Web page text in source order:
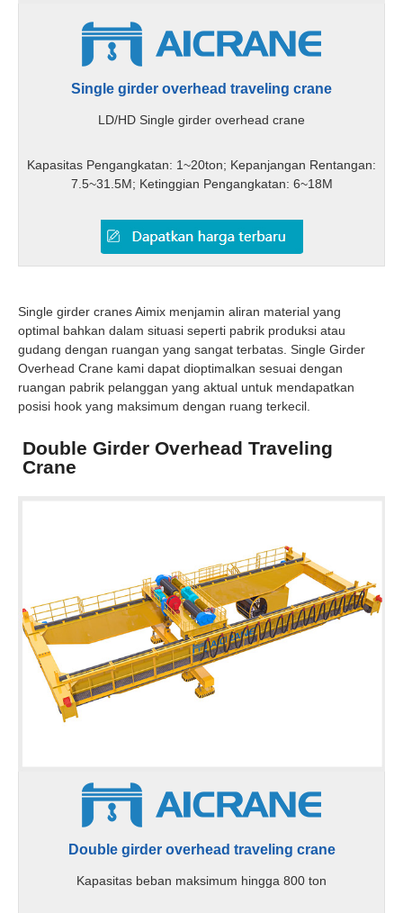
Single girder overhead traveling crane
LD/HD Single girder overhead crane
Kapasitas Pengangkatan: 1~20ton; Kepanjangan Rentangan:
7.5~31.5M; Ketinggian Pengangkatan: 6~18M
Single girder cranes Aimix menjamin aliran material yang
optimal bahkan dalam situasi seperti pabrik produksi atau
gudang dengan ruangan yang sangat terbatas. Single Girder
Overhead Crane kami dapat dioptimalkan sesuai dengan
ruangan pabrik pelanggan yang aktual untuk mendapatkan
posisi hook yang maksimum dengan ruang terkecil.
Double Girder Overhead Traveling
Crane
Double girder overhead traveling crane
Kapasitas beban maksimum hingga 800 ton